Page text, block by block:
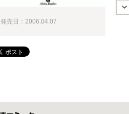
発売日：2006.04.07